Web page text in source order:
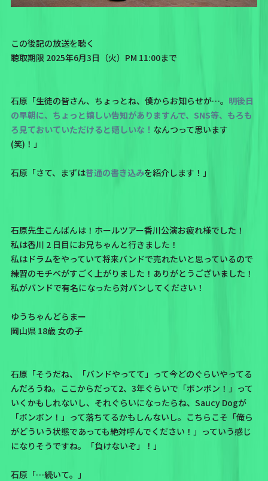
この後記の放送を聴く
聴取期限 2025年6月3日（火）PM 11:00まで
石原「生徒の皆さん、ちょっとね、僕からお知らせが…。 明後日
の早朝に、ちょっと嬉しい告知がありますんで、SNS等、もろも
ろ見ておいていただけると嬉しいな！ なんつって思います
(笑)！」
石原「さて、まずは普通の書き込みを紹介します！」
石原先生こんばんは！ホールツアー香川公演お疲れ様でした！
私は香川 2 日目にお兄ちゃんと行きました！
私はドラムをやっていて将来バンドで売れたいと思っているので
練習のモチベがすごく上がりました！ありがとうございました！
私がバンドで有名になったら対バンしてください！
ゆうちゃんどらまー
岡山県 18歳 女の子
石原「そうだね、「バンドやってて」って今どのぐらいやってる
んだろうね。ここからだって2、3年ぐらいで「ボンボン！」って
いくかもしれないし、それぐらいになったらね、Saucy Dogが
「ボンボン！」って落ちてるかもしんないし。こちらこそ「俺ら
がどういう状態であっても絶対呼んでください！」っていう感じ
になりそうですね。「負けないぞ」！」
石原「…続いて。」